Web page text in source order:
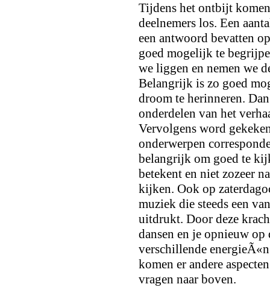
Tijdens het ontbijt
deelnemers los. Een
een antwoord bevatten
goed mogelijk te
we liggen en nemen we
Belangrijk is zo goed
droom te herinneren.
onderdelen van het
Vervolgens word
onderwerpen
belangrijk om goed te
betekent en niet zozeer
kijken. Ook op
muziek die steeds een
uitdrukt. Door deze
dansen en je opnieuw
verschillende
komen er andere
vragen naar boven.